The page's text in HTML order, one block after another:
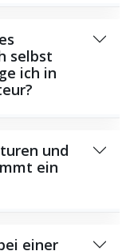
Das hängt
zu
der
Gegebenheit.
selbst
ich in
ausführen
von
Supermarkt.
und
ein
und